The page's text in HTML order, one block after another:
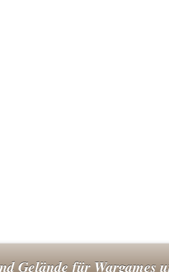
Gelände für Wargames